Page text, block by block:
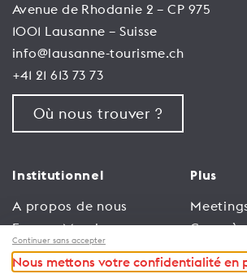
Avenue de Rhodanie 2 – CP 975
1001 Lausanne – Suisse
info@lausanne-tourisme.ch
+41 21 613 73 73
Où nous trouver ?
Institutionnel
A propos de nous
Espace Membres
Emploi
Plus
Congrès
Trade
Continuer sans accepter
Nous mettons votre confidentialité en